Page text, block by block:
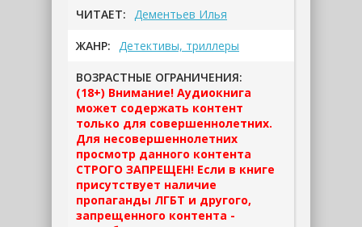
ЧИТАЕТ: Дементьев Илья
ЖАНР: Детективы, триллеры
ВОЗРАСТНЫЕ ОГРАНИЧЕНИЯ:
(18+) Внимание! Аудиокнига
может содержать контент
только для совершеннолетних.
Для несовершеннолетних
просмотр данного контента
СТРОГО ЗАПРЕЩЕН! Если в книге
присутствует наличие
пропаганды ЛГБТ и другого,
запрещенного контента -